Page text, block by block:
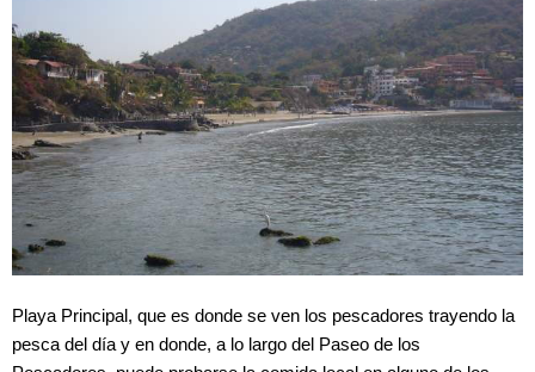
Playa Principal, que es donde se ven los pescadores trayendo la
pesca del día y en donde, a lo largo del Paseo de los